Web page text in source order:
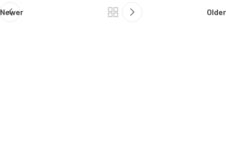
Newer Older